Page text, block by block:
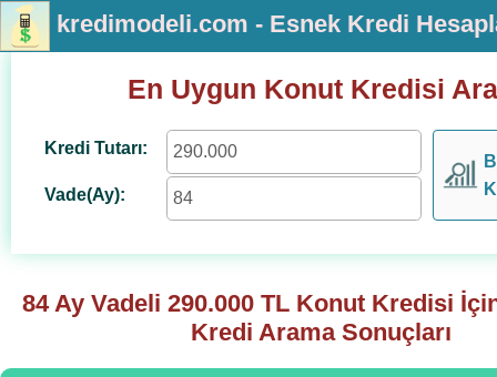
kredimodeli.com - Esnek Kredi
En Uygun Konut Kredisi
Kredi Tutarı:
Vade(Ay):
84 Ay Vadeli290.000 TL Konut Kredisi
Kredi Arama Sonuçları